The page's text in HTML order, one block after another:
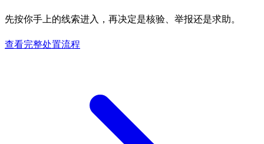
先按你手上的线索进入，再决定是核验、举报还是求助。
查看完整处置流程